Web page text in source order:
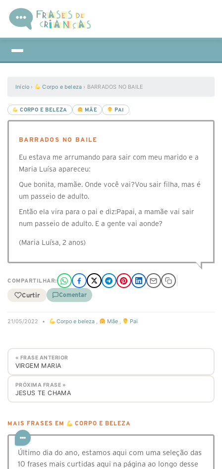
Início › Corpo e beleza › BARRADOS NO BAILE
CORPO E BELEZA MÃE PAI
BARRADOS NO BAILE
Eu estava me arrumando para sair com meu marido e a
Maria Luísa apareceu:
Que bonita, mamãe. Onde você vai?Vou sair filha, mas é
um passeio de adulto.
Então ela vira para o pai e diz:Papai, a mamãe vai sair
num passeio de adulto. E a gente vai aonde?
(Maria Luísa, 2 anos)
COMPARTILHAR:
Curtir Comentar
21/05/2022 • Corpo e beleza , Mãe, Pai
« FRASE ANTERIOR
VIRGEM MARIA
PRÓXIMA FRASE »
JESUS TE CHAMA
MAIS FRASES EM CORPO E BELEZA
Último dia do ano, estamos aqui com uma seleção das
10 frases mais curtidas aqui na página ao longo desse